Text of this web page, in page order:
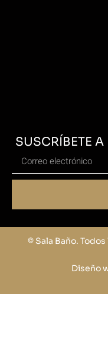
SUSCRÍBETE
© Sala Baño.
Diseño